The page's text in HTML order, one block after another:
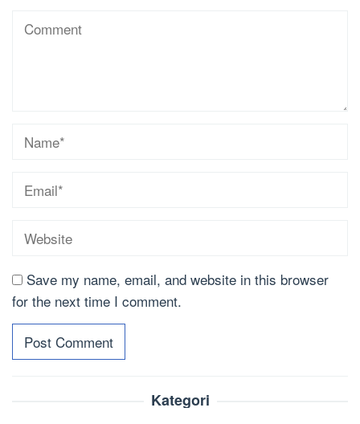
Save my name, email, and website in this browser
for the next time I comment.
Kategori